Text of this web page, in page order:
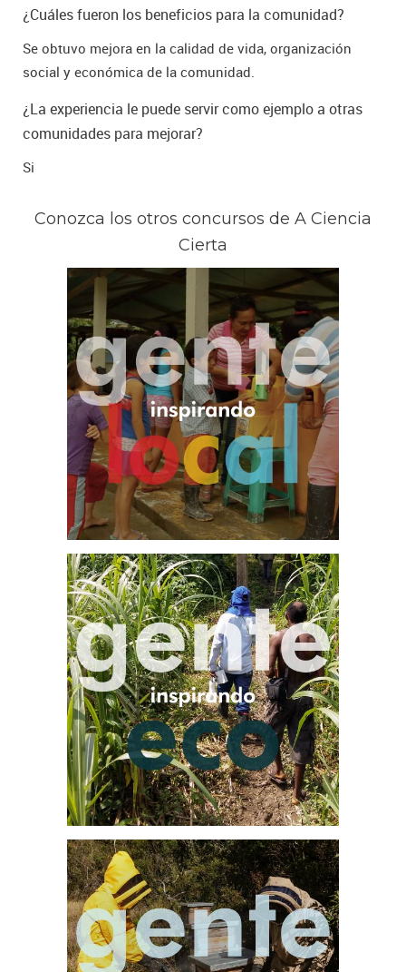
¿Cuáles fueron los beneficios para la comunidad?
Se obtuvo mejora en la calidad de vida, organización
social y económica de la comunidad.
¿La experiencia le puede servir como ejemplo a otras
comunidades para mejorar?
Si
Conozca los otros concursos de A Ciencia
Cierta